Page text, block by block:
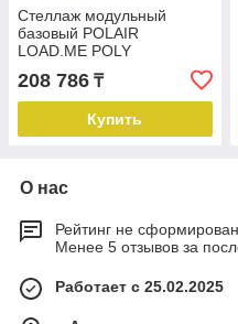
Стеллаж модульный
базовый POLAIR
LOAD.ME POLY
18AL.5PP50.08B
208 786 ₸
Купить
О нас
Рейтинг не сформирован
Менее 5 отзывов за
Работает с 25.02.2025